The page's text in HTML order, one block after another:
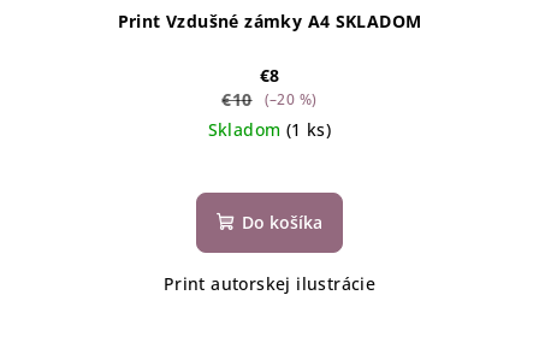
Print Vzdušné zámky A4 SKLADOM
€8
€10
(–20 %)
Skladom (1 ks)
Do košíka
Print autorskej ilustrácie